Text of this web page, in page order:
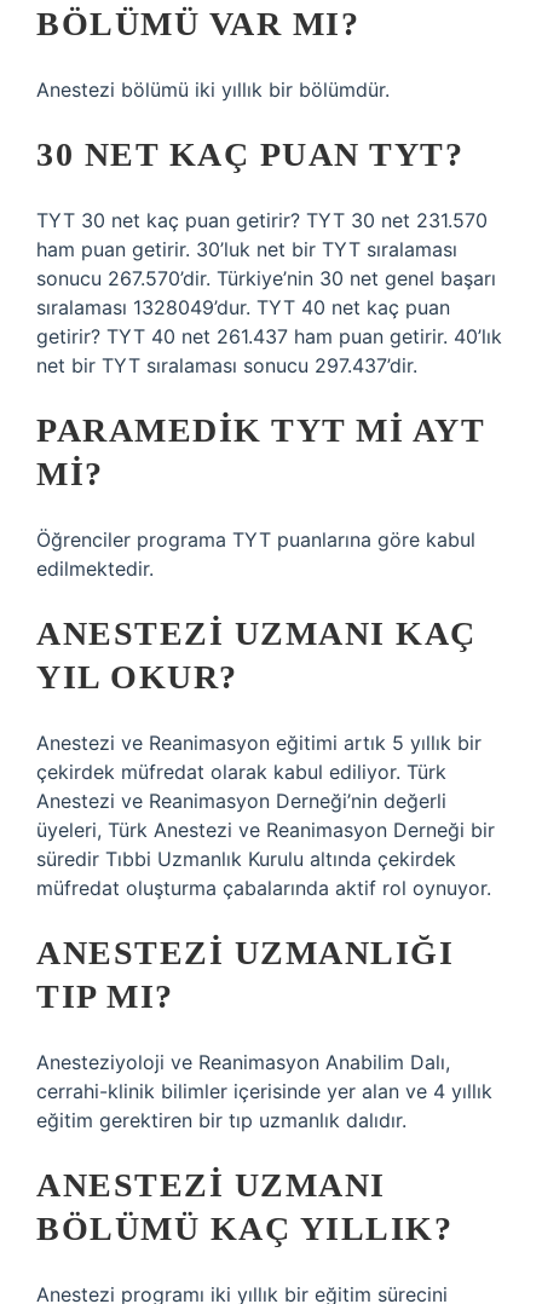
BÖLÜMÜ VAR MI?
Anestezi bölümü iki yıllık bir bölümdür.
30 NET KAÇ PUAN TYT?
TYT 30 net kaç puan getirir? TYT 30 net 231.570
ham puan getirir. 30’luk net bir TYT sıralaması
sonucu 267.570’dir. Türkiye’nin 30 net genel başarı
sıralaması 1328049’dur. TYT 40 net kaç puan
getirir? TYT 40 net 261.437 ham puan getirir. 40’lık
net bir TYT sıralaması sonucu 297.437’dir.
PARAMEDIK TYT MI AYT
MI?
Öğrenciler programa TYT puanlarına göre kabul
edilmektedir.
ANESTEZI UZMANI KAÇ
YIL OKUR?
Anestezi ve Reanimasyon eğitimi artık 5 yıllık bir
çekirdek müfredat olarak kabul ediliyor. Türk
Anestezi ve Reanimasyon Derneği’nin değerli
üyeleri, Türk Anestezi ve Reanimasyon Derneği bir
süredir Tıbbi Uzmanlık Kurulu altında çekirdek
müfredat oluşturma çabalarında aktif rol oynuyor.
ANESTEZI UZMANLIĞI
TIP MI?
Anesteziyoloji ve Reanimasyon Anabilim Dalı,
cerrahi-klinik bilimler içerisinde yer alan ve 4 yıllık
eğitim gerektiren bir tıp uzmanlık dalıdır.
ANESTEZI UZMANI
BÖLÜMÜ KAÇ YILLIK?
Anestezi programı iki yıllık bir eğitim sürecini